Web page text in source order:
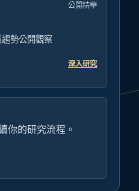
公開精華
勢公開觀察
深入研究
你的研究流程。